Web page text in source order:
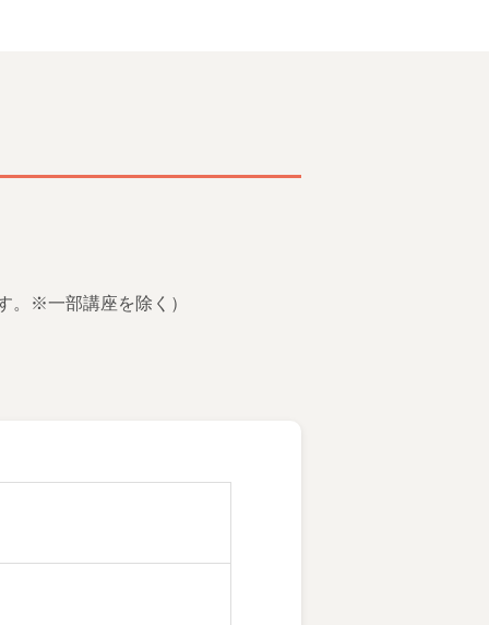
。※一部講座を除く）